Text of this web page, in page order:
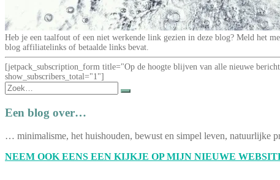
Heb je een taalfout of een niet werkende link gezien in deze blog? Meld het
blog affiliatelinks of betaalde links bevat.
[jetpack_subscription_form title="Op de hoogte blijven van alle nieuwe
show_subscribers_total="1"]
Zoek
naar:
Een blog over…
… minimalisme, het huishouden, bewust en simpel leven, natuurlijke
NEEM OOK EENS EEN KIJKJE OP MIJN NIEUWE